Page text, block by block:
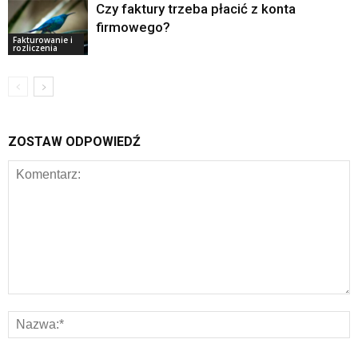
Fakturowanie i
rozliczenia
Czy faktury trzeba płacić z konta
firmowego?
ZOSTAW ODPOWIEDŹ